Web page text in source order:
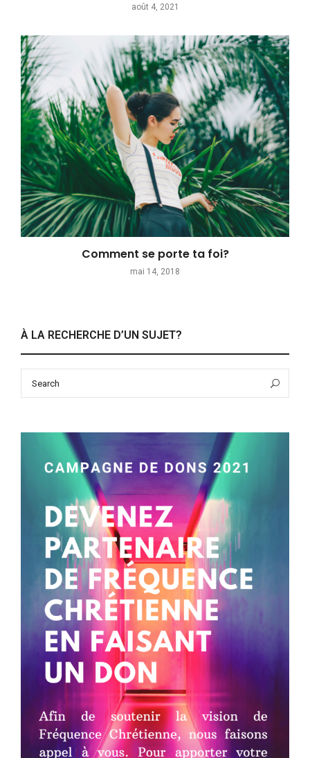
août 4, 2021
Comment se porte ta foi?
mai 14, 2018
À LA RECHERCHE D’UN SUJET?